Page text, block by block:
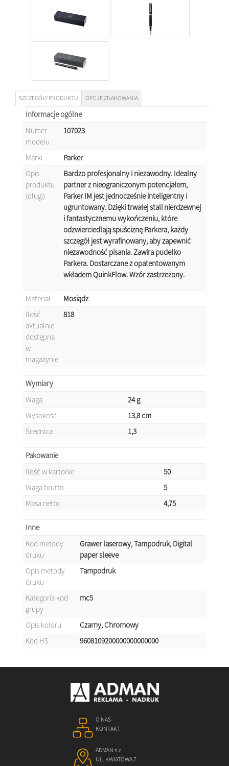
SZCZEGÓŁY PRODUKTU OPCJE ZNAKOWANIA
Informacje ogólne
Numer
modelu
107023
Marki
Parker
Opis
produktu
(długi)
Bardzo profesjonalny i niezawodny. Idealny
partner z nieograniczonym potencjałem,
Parker IM jest jednocześnie inteligentny i
ugruntowany. Dzięki trwałej stali nierdzewnej
i fantastycznemu wykończeniu, które
odzwierciedlają spuściznę Parkera, każdy
szczegół jest wyrafinowany, aby zapewnić
niezawodność pisania. Zawira pudełko
Parkera. Dostarczane z opatentowanym
wkładem QuinkFlow. Wzór zastrzeżony.
Materiał
Mosiądz
Ilość
aktualnie
dostępna
w
magazynie
818
Wymiary
Waga
24 g
Wysokość
13,8 cm
Średnica
1,3
Pakowanie
Ilość w kartonie
50
Waga brutto
5
Masa netto
4,75
Inne
Kod metody
druku
Grawer laserowy, Tampodruk, Digital
paper sleeve
Opis metody
druku
Tampodruk
Kategoria kod
grupy
mc5
Opis koloru
Czarny, Chromowy
Kod HS
9608109200000000000000
O NAS
KONTAKT
ADMAN s.c.
UL. KWIATOWA 7